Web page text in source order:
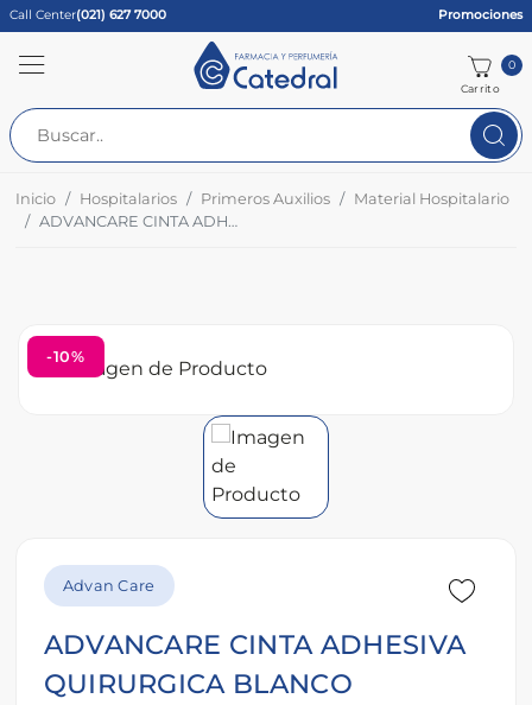
Call Center(021) 627 7000 Promociones
Carrito
0
Inicio Hospitalarios Primeros Auxilios
Material Hospitalario
ADVANCARE CINTA ADHESIVA QUIRURGICA BLANCO 5CMX5MT
-10%
Advan Care
ADVANCARE CINTA ADHESIVA
QUIRURGICA BLANCO